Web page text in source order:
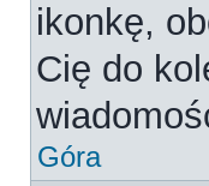
ikonkę,
Cię do
Góra